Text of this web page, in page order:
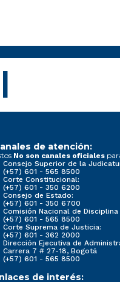
de atención:
No son canales oficiales
Consejo Superior de la
(+57) 601 - 565 8500
Corte Constitucional:
(+57) 601 - 350 6200
Consejo de Estado:
(+57) 601 - 350 6700
Comisión Nacional de
(+57) 601 - 565 8500
Corte Suprema de Justicia:
(+57) 601 - 362 2000
Dirección Ejecutiva de
Carrera 7 # 27-18, Bogotá
(+57) 601 - 565 8500
de interés: